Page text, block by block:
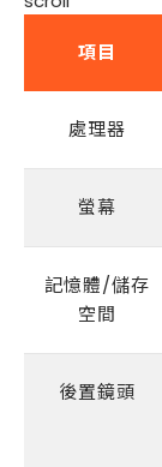
項目
處理器
螢幕
記憶體/儲存
空間
後置鏡頭